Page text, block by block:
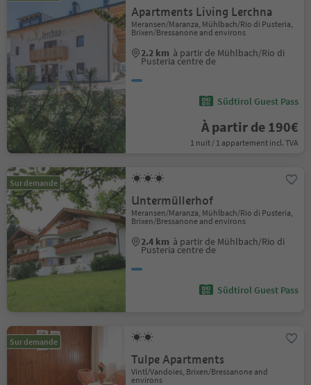
Apartments Living Lerchna
Meransen/Maranza, Mühlbach/Rio di Pusteria,
Brixen/Bressanone and environs
2.2 km à partir de Mühlbach/Rio di
Pusteria centre de
Südtirol Guest Pass
À partir de 190€
1 nuit / 1 appartement incl. TVA
Sur demande
Untermüllerhof
Meransen/Maranza, Mühlbach/Rio di Pusteria,
Brixen/Bressanone and environs
2.4 km à partir de Mühlbach/Rio di
Pusteria centre de
Südtirol Guest Pass
Sur demande
Tulpe Apartments
Vintl/Vandoies, Brixen/Bressanone and
environs